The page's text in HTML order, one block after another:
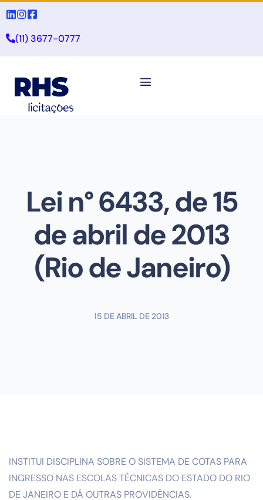
(11) 3677-0777
Lei n° 6433, de 15
de abril de 2013
(Rio de Janeiro)
15 DE ABRIL DE 2013
INSTITUI DISCIPLINA SOBRE O SISTEMA DE COTAS PARA
INGRESSO NAS ESCOLAS TÉCNICAS DO ESTADO DO RIO
DE JANEIRO E DÁ OUTRAS PROVIDÊNCIAS.